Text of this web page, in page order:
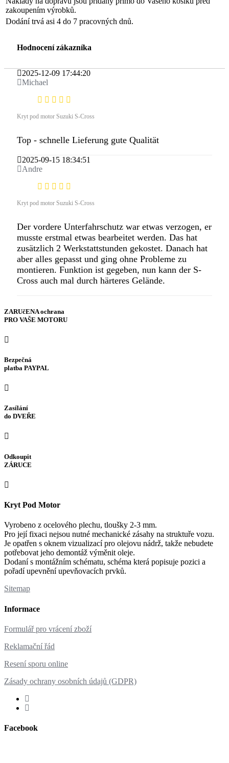
zakoupením výrobků.
Dodání trvá asi 4 do 7 pracovných dnů.
Hodnocení zákazníka
2025-12-09 17:44:20
Michael
Kryt pod motor Suzuki S-Cross
Top - schnelle Lieferung gute Qualität
2025-09-15 18:34:51
Andre
Kryt pod motor Suzuki S-Cross
Der vordere Unterfahrschutz war etwas verzogen, er
musste erstmal etwas bearbeitet werden. Das hat
zusätzlich 2 Werkstattstunden gekostet. Danach hat
aber alles gepasst und ging ohne Probleme zu
montieren. Funktion ist gegeben, nun kann der S-
Cross auch mal durch härteres Gelände.
ZARUčENA ochrana
PRO VAŠE MOTORU
Bezpečná
platba PAYPAL
Zasílání
do DVEŘE
Odkoupit
ZÁRUCE
Kryt Pod Motor
Vyrobeno z ocelového plechu, tloušky 2-3 mm.
Pro její fixaci nejsou nutné mechanické zásahy na struktuře vozu.
Je opatřen s oknem vizualizací pro olejovu nádrž, takže nebudete
potřebovat jeho demontáž výměnit oleje.
Dodaní s montážním schématu, schéma která popisuje pozici a
pořadí upevnění upevňovacích prvků.
Sitemap
Informace
Formulář pro vrácení zboží
Reklamační řád
Resení sporu online
Zásady ochrany osobních údajů (GDPR)
Facebook